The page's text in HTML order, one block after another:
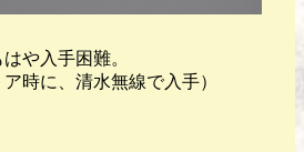
や入手困難。
時に、清水無線で入手）